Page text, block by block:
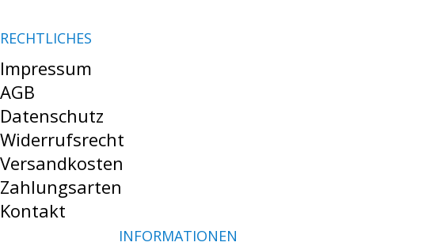
RECHTLICHES
Impressum
AGB
Datenschutz
Widerrufsrecht
Versandkosten
Zahlungsarten
Kontakt
INFORMATIONEN